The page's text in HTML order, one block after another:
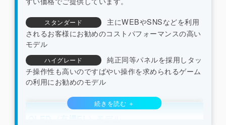
スタンダード
主にWEBやSNSなどを利用
されるお客様にお勧めのコストパフォーマンスの高い
モデル
ハイグレード
純正同等パネルを採用しタッ
チ操作性も高いのですばやい操作を求められるゲーム
の利用にお勧めのモデル
OLED（有機EL）モデル